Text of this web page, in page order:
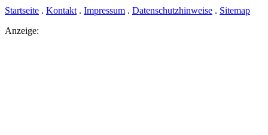
Startseite . Kontakt . Impressum . Datenschutzhinweise . Sitemap
Anzeige: